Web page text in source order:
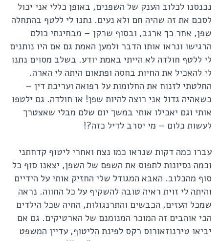
נכנסנו לכלוב הענק של השפנים, באופן כללי אני יכול
לסכם את זה שהיה חם ולא נעים. נתנו לי ללטף בהתחלה
שפן, אחר כך ארנב, ובסוף שרקן – מבחינתי כולם
הרגישו ונראו אותו הדבר ולמען האמת גם אם היו נותנים
לי ללטף חולדה לא הייתי באמת יודע. בשלב מסוים נתנו
לי להאכיל את החיות בחסה ופתאום היתה לי הארה.
החלטתי לזנוח את החלומות על רפואה ועריכת דין –
כשאהיה גדול אני רוצה להיות שפן! או חולדה. גם ילטפו
אותי וגם יאכילו אותי במשך יום שלם מבלי שאצטרך
לעשות כלום – מי יסרב לדיל כזה?!
עברו כמה דקות שנראו כמו נצח ואחרי ליטוף קדחתני
וכמה נסיונות לתפוס את השפם של השפן, יצאנו סוף כל
סוף מהכלוב. האבא המגודל שלי החזיק אותי על הידיים
והיתה לי זוית ראיה טובה להשקיף על כל החווה. נראה
שמכל העזים, הכבשים והתרנגולות, החיה שכל הילדים
הכי אוהבים זה המוכר המנומנם של הארטיקים. גם אם
יביאו טירנוזאורוס רקס לפינת הליטוף, עדיין המשפט